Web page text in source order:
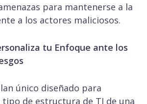
para mantenerse a la
a los actores maliciosos.
tu Enfoque ante los
único diseñado para
de estructura de TI de una